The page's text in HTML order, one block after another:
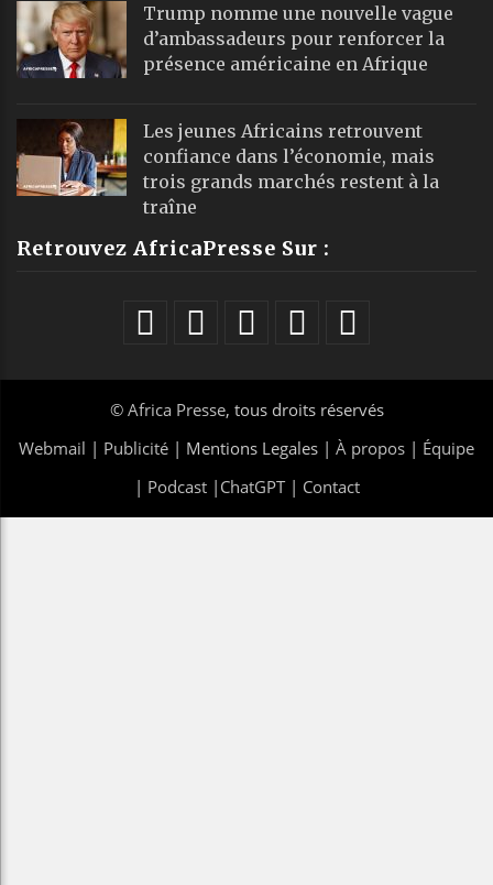
Trump nomme une nouvelle vague
d’ambassadeurs pour renforcer la
présence américaine en Afrique
Les jeunes Africains retrouvent
confiance dans l’économie, mais
trois grands marchés restent à la
traîne
Retrouvez AfricaPresse Sur :
© Africa Presse, tous droits réservés
Webmail | Publicité | Mentions Legales | À propos | Équipe
| Podcast| ChatGPT| Contact